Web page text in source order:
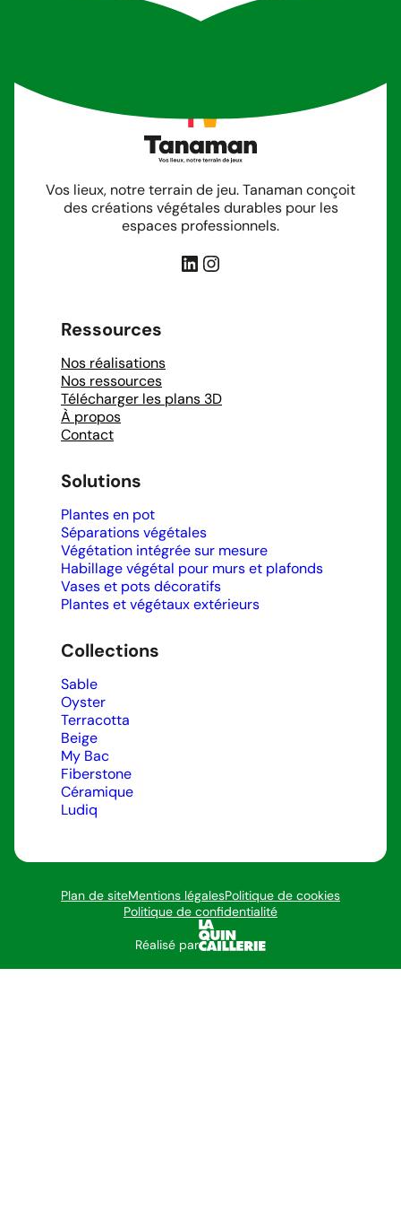
Vos lieux, notre terrain de jeu. Tanaman conçoit
des créations végétales durables pour les
espaces professionnels.
LinkedIn
Instagram
Ressources
Nos réalisations
Nos ressources
Télécharger les plans 3D
À propos
Contact
Solutions
Plantes en pot
Séparations végétales
Végétation intégrée sur mesure
Habillage végétal pour murs et plafonds
Vases et pots décoratifs
Plantes et végétaux extérieurs
Collections
Sable
Oyster
Terracotta
Beige
My Bac
Fiberstone
Céramique
Ludiq
Plan de siteMentions légalesPolitique de cookies
Politique de confidentialité
Réalisé par